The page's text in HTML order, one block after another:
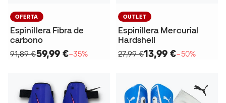
OFERTA
Espinillera Fibra de
carbono
91,89 €59,99 €−35%
OUTLET
Espinillera Mercurial
Hardshell
27,99 €13,99 €−50%